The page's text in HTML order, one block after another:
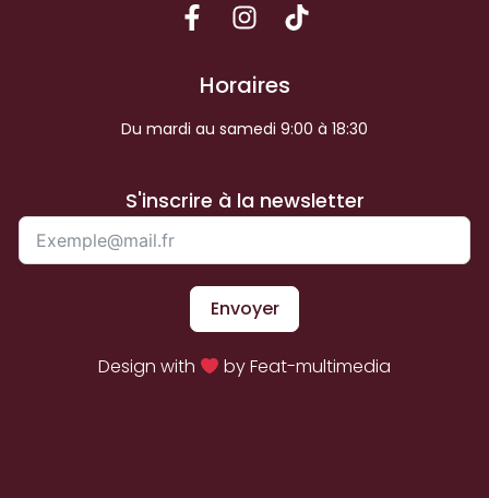
Horaires
Du mardi au samedi 9:00 à 18:30
S'inscrire à la newsletter
Envoyer
Design with by Feat-multimedia